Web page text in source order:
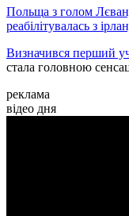
Польща з голом
реабілітувалась з
Визначився перший
стала головною
реклама
відео дня